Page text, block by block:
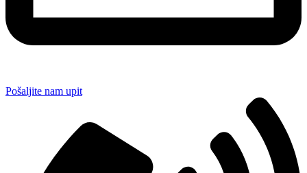
Pošaljite nam upit